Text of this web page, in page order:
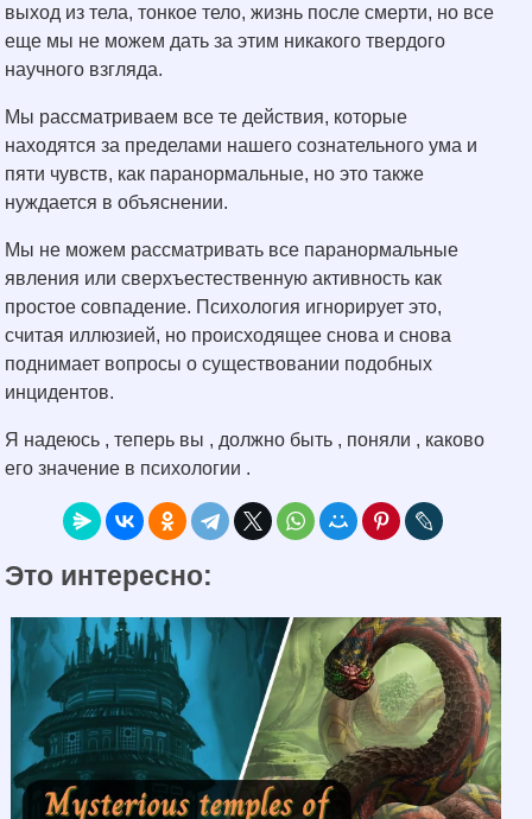
выход из тела, тонкое тело, жизнь после смерти, но все
еще мы не можем дать за этим никакого твердого
научного взгляда.
Мы рассматриваем все те действия, которые
находятся за пределами нашего сознательного ума и
пяти чувств, как паранормальные, но это также
нуждается в объяснении.
Мы не можем рассматривать все паранормальные
явления или сверхъестественную активность как
простое совпадение. Психология игнорирует это,
считая иллюзией, но происходящее снова и снова
поднимает вопросы о существовании подобных
инцидентов.
Я надеюсь , теперь вы , должно быть , поняли , каково
его значение в психологии .
Это интересно: